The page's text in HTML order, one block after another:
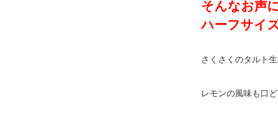
そんなお声
ハーフサイ
さくさくのタルト
レモンの風味も口